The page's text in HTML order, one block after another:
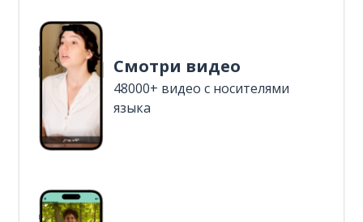
Смотри видео
48000+ видео с носителями
языка